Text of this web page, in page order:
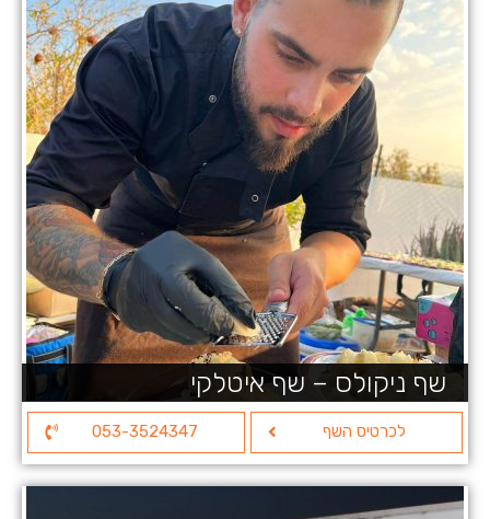
שף ניקולס – שף איטלקי
לכרטיס השף 053-3524347